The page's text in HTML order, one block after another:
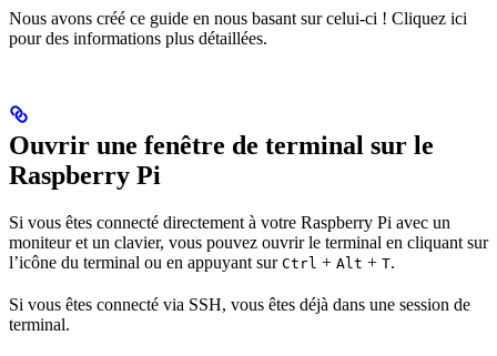
Nous avons créé ce guide en nous basant sur celui-ci ! Cliquez ici
pour des informations plus détaillées.
Ouvrir une fenêtre de terminal sur le
Raspberry Pi
Si vous êtes connecté directement à votre Raspberry Pi avec un
moniteur et un clavier, vous pouvez ouvrir le terminal en cliquant sur
l’icône du terminal ou en appuyant sur Ctrl + Alt + T.
Si vous êtes connecté via SSH, vous êtes déjà dans une session de
terminal.